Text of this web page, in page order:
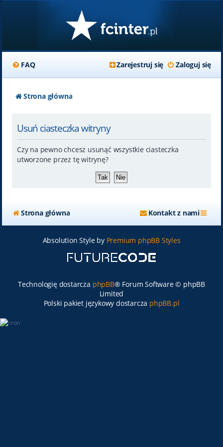
FAQ Zaloguj się
Zarejestruj się
Strona główna
Usuń ciasteczka witryny
Czy na pewno chcesz usunąć wszystkie ciasteczka
utworzone przez tę witrynę?
Strona główna Kontakt z nami
Absolution Style by Premium phpBB Styles
Technologię dostarcza phpBB® Forum Software © phpBB
Limited
Polski pakiet językowy dostarcza phpBB.pl